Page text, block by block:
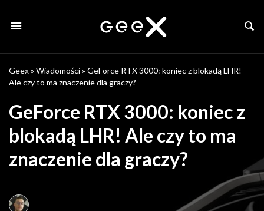
Geex» Wiadomości» GeForce RTX 3000: koniec z blokadą LHR!
Ale czy to ma znaczenie dla graczy?
GeForce RTX 3000: koniec z
blokadą LHR! Ale czy to ma
znaczenie dla graczy?